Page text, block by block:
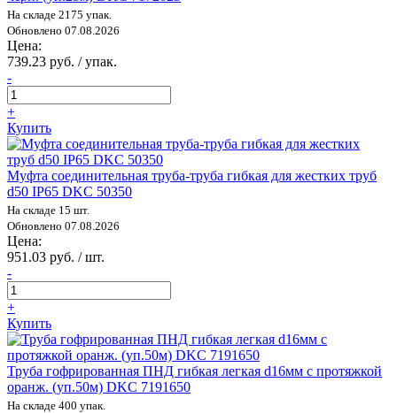
На складе 2175 упак.
Обновлено 07.08.2026
Цена:
739.23 руб. / упак.
-
+
Купить
Муфта соединительная труба-труба гибкая для жестких труб
d50 IP65 DKC 50350
На складе 15 шт.
Обновлено 07.08.2026
Цена:
951.03 руб. / шт.
-
+
Купить
Труба гофрированная ПНД гибкая легкая d16мм с протяжкой
оранж. (уп.50м) DKC 7191650
На складе 400 упак.